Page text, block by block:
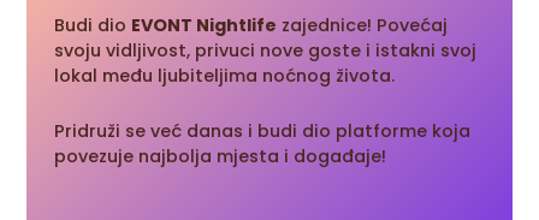
Budi dio EVONT Nightlife zajednice! Povećaj
svoju vidljivost, privuci nove goste i istakni svoj
lokal među ljubiteljima noćnog života.
Pridruži se već danas i budi dio platforme koja
povezuje najbolja mjesta i događaje!